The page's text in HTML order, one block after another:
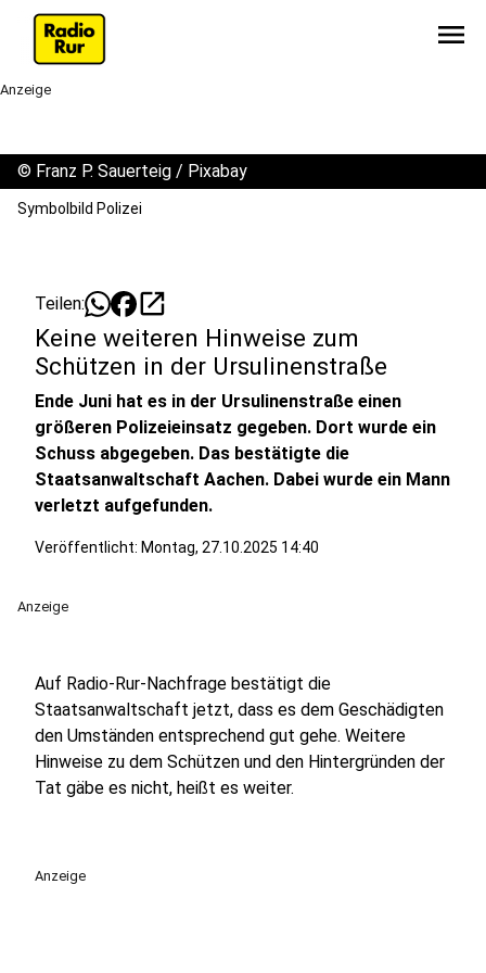
menu
Anzeige
© Franz P. Sauerteig / Pixabay
Symbolbild Polizei
Teilen: open_in_new
Keine weiteren Hinweise zum
Schützen in der Ursulinenstraße
Ende Juni hat es in der Ursulinenstraße einen
größeren Polizeieinsatz gegeben. Dort wurde ein
Schuss abgegeben. Das bestätigte die
Staatsanwaltschaft Aachen. Dabei wurde ein Mann
verletzt aufgefunden.
Veröffentlicht: Montag, 27.10.2025 14:40
Anzeige
Auf Radio-Rur-Nachfrage bestätigt die
Staatsanwaltschaft jetzt, dass es dem Geschädigten
den Umständen entsprechend gut gehe. Weitere
Hinweise zu dem Schützen und den Hintergründen der
Tat gäbe es nicht, heißt es weiter.
Anzeige